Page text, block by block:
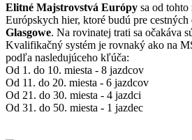
Elitné Majstrovstvá Európy sa od
Európskych hier, ktoré budú pre
Glasgowe. Na rovinatej trati sa očakáva
Kvalifikačný systém je rovnaký ako na
podľa nasledujúceho kľúča:
Od 1. do 10. miesta - 8 jazdcov
Od 11. do 20. miesta - 6 jazdcov
Od 21. do 30. miesta - 4 jazdci
Od 31. do 50. miesta - 1 jazdec